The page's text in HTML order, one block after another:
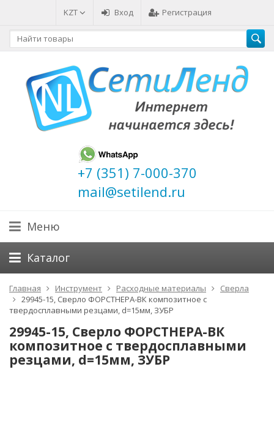
KZT Вход Регистрация
+7 (351) 7-000-370
mail@setilend.ru
Меню
Каталог
Главная Инструмент Расходные материалы
Сверла
29945-15, Сверло ФОРСТНЕРА-ВК композитное с
твердосплавными резцами, d=15мм, ЗУБР
29945-15, Сверло ФОРСТНЕРА-ВК
композитное с твердосплавными
резцами, d=15мм, ЗУБР